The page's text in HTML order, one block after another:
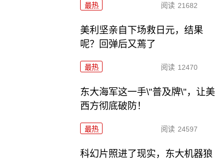
最热 阅读 21682
美利坚亲自下场救日元，结果
呢？回弹后又蔫了
最热 阅读 12470
东大海军这一手\"普及牌\"，让美
西方彻底破防！
最热 阅读 24597
科幻片照进了现实，东大机器狼